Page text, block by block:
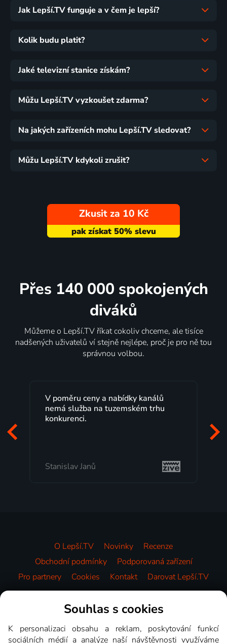
Jak Lepší.TV funguje a v čem je lepší?
Kolik budu platit?
Jaké televizní stanice získám?
Můžu Lepší.TV vyzkoušet zdarma?
Na jakých zařízeních mohu Lepší.TV sledovat?
Můžu Lepší.TV kdykoli zrušit?
Zkusit za 10 Kč
Přes 140 000 spokojených
diváků
Můžeme o Lepší.TV říkat cokoliv chceme, ale tisíce
nadšených uživatelů ví stejně nejlépe, proč je pro ně tou
správnou volbou.
Lepší.TV sleduji už několik let s
maximální spokojeností. Velký výběr
začátek programu, to je přesně to, co
Milada Tomešová
O Lepší.TV Novinky
Recenze
Obchodní podmínky
Podporovaná zařízení
Pro partnery
Cookies Kontakt Darovat Lepší.TV
Videotéka
Souhlas s cookies
K personalizaci obsahu a reklam, poskytování funkcí
sociálních médií a analýze naší návštěvnosti využíváme